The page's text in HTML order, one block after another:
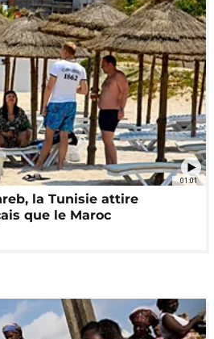
01:01
la Tunisie attire
que le Maroc